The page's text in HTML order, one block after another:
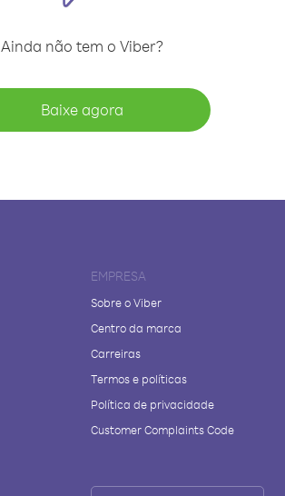
Ainda não tem o Viber?
Baixe agora
EMPRESA
Sobre o Viber
Centro da marca
Carreiras
Termos e políticas
Política de privacidade
Customer Complaints Code